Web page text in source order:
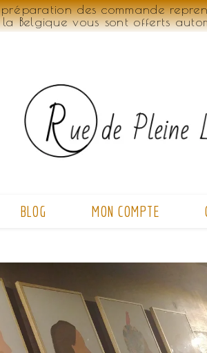
des commande
Belgique vous sont offerts
BLOG MON COMPTE